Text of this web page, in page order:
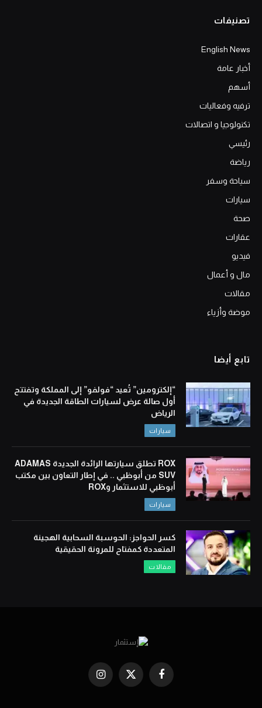
تصنيفات
English News
أخبار عامة
أسهم
ترفيه وفعاليات
تكنولوجيا و اتصالات
رئيسي
رياضة
سياحة وسفر
سيارات
صحة
عقارات
فيديو
مال و أعمال
مقالات
موضة وأزياء
تابع أيضا
“إلكترومين” تُعيد “فولفو” إلى المملكة وتفتتح
أول صالة عرض لسيارات الطاقة الجديدة في
الرياض
سيارات
ROX تطلق سيارتها الرائدة الجديدة ADAMAS
SUV من أبوظبي .. في إطار التعاون بين مكتب
أبوظبي للاستثمار وROX
سيارات
كسر الحواجز: الحوسبة السحابية الهجينة
المتعددة كمفتاح للمرونة الحقيقية
مقالات
Facebook
X
Instagram